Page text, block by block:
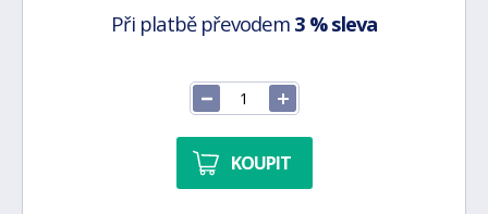
Při platbě převodem 3 % sleva
KOUPIT